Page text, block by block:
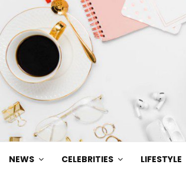
NEWS CELEBRITIES LIFESTYLE